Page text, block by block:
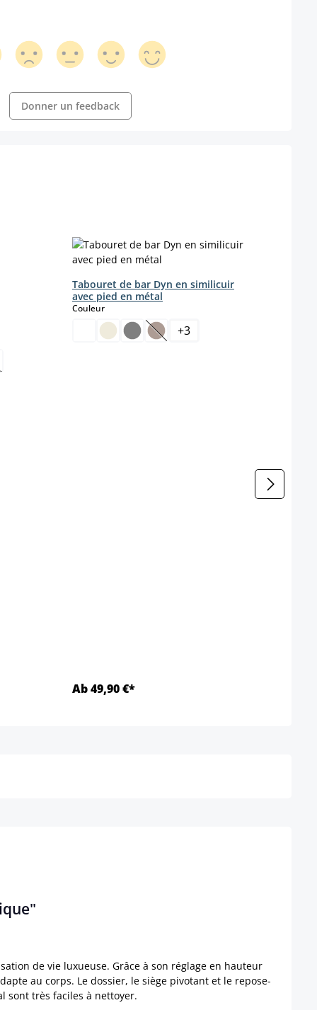
Donner un feedback
pour le moment.)
disponible pour le moment.)
n'est pas disponible pour le moment.)
Tabouret de bar Dyn en similicuir
avec pied en métal
Couleurselect
(Cette option n'est pas
+3
Ab 49,90 €*
de vie luxueuse. Grâce à son réglage en hauteur
au corps. Le dossier, le siège pivotant et le repose-
sont très faciles à nettoyer.